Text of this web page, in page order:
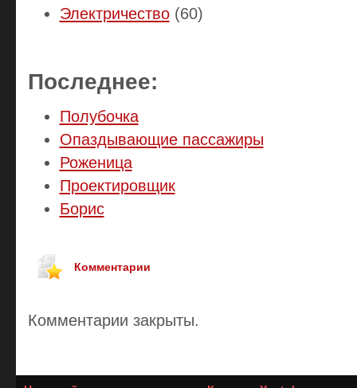
Электричество(60)
Последнее:
Полубочка
Опаздывающие пассажиры
Роженица
Проектировщик
Борис
Комментарии
Комментарии закрыты.